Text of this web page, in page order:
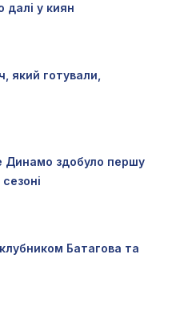
далі у киян
який готували,
Динамо здобуло першу
Батагова та